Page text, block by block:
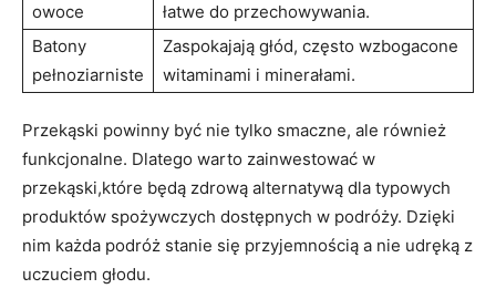
owoce
łatwe do przechowywania.
Batony
pełnoziarniste
Zaspokajają ⁣głód,‌ często wzbogacone
witaminami i minerałami.
Przekąski powinny być nie ‍tylko smaczne, ale również
funkcjonalne. Dlatego warto zainwestować w
przekąski,które będą ⁤zdrową alternatywą dla typowych
produktów spożywczych dostępnych w ⁢podróży.⁣ Dzięki
nim każda podróż stanie się przyjemnością a nie udręką z
uczuciem głodu.